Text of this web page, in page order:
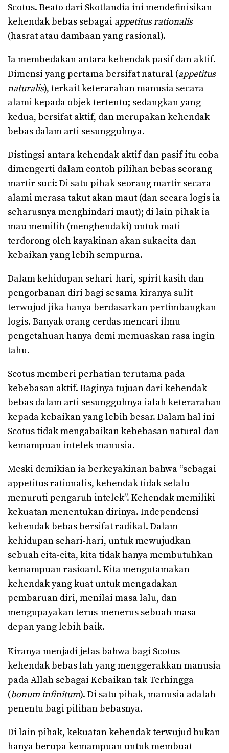
Scotus. Beato dari Skotlandia ini mendefinisikan
kehendak bebas sebagai appetitus rationalis
(hasrat atau dambaan yang rasional).
Ia membedakan antara kehendak pasif dan aktif.
Dimensi yang pertama bersifat natural (appetitus
naturalis), terkait keterarahan manusia secara
alami kepada objek tertentu; sedangkan yang
kedua, bersifat aktif, dan merupakan kehendak
bebas dalam arti sesungguhnya.
Distingsi antara kehendak aktif dan pasif itu coba
dimengerti dalam contoh pilihan bebas seorang
martir suci: Di satu pihak seorang martir secara
alami merasa takut akan maut (dan secara logis ia
seharusnya menghindari maut); di lain pihak ia
mau memilih (menghendaki) untuk mati
terdorong oleh kayakinan akan sukacita dan
kebaikan yang lebih sempurna.
Dalam kehidupan sehari-hari, spirit kasih dan
pengorbanan diri bagi sesama kiranya sulit
terwujud jika hanya berdasarkan pertimbangkan
logis. Banyak orang cerdas mencari ilmu
pengetahuan hanya demi memuaskan rasa ingin
tahu.
Scotus memberi perhatian terutama pada
kebebasan aktif. Baginya tujuan dari kehendak
bebas dalam arti sesungguhnya ialah keterarahan
kepada kebaikan yang lebih besar. Dalam hal ini
Scotus tidak mengabaikan kebebasan natural dan
kemampuan intelek manusia.
Meski demikian ia berkeyakinan bahwa “sebagai
appetitus rationalis, kehendak tidak selalu
menuruti pengaruh intelek”. Kehendak memiliki
kekuatan menentukan dirinya. Independensi
kehendak bebas bersifat radikal. Dalam
kehidupan sehari-hari, untuk mewujudkan
sebuah cita-cita, kita tidak hanya membutuhkan
kemampuan rasioanl. Kita mengutamakan
kehendak yang kuat untuk mengadakan
pembaruan diri, menilai masa lalu, dan
mengupayakan terus-menerus sebuah masa
depan yang lebih baik.
Kiranya menjadi jelas bahwa bagi Scotus
kehendak bebas lah yang menggerakkan manusia
pada Allah sebagai Kebaikan tak Terhingga
(bonum infinitum). Di satu pihak, manusia adalah
penentu bagi pilihan bebasnya.
Di lain pihak, kekuatan kehendak terwujud bukan
hanya berupa kemampuan untuk membuat